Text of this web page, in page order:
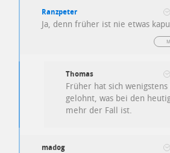
Ranzpeter
Ja, denn früher ist nie etwas
Thomas
Früher hat sich
gelohnt, was bei den
mehr der Fall ist.
madog